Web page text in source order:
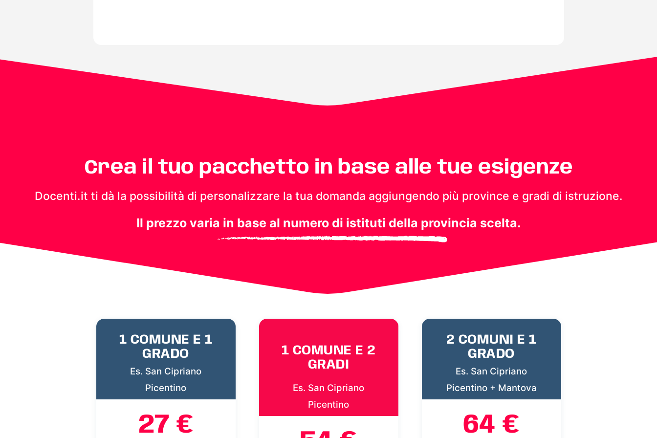
Crea il tuo pacchetto in base alle tue esigenze
Docenti.it ti dà la possibilità di personalizzare la tua domanda aggiungendo più province e gradi di istruzione.
Il prezzo varia in base al numero di istituti della provincia scelta.
1 COMUNE E 1
GRADO
Es. San Cipriano
Picentino
27 €
1 COMUNE E 2
GRADI
Es. San Cipriano
Picentino
2 COMUNI E 1
GRADO
Es. San Cipriano
Picentino + Mantova
64 €